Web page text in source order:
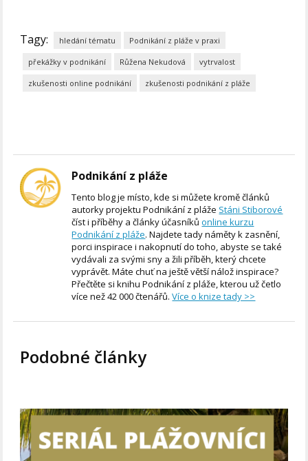
Tagy: hledání tématu Podnikání z pláže v praxi
překážky v podnikání Růžena Nekudová vytrvalost
zkušenosti online podnikání zkušenosti podnikání z pláže
Podnikání z pláže
Tento blog je místo, kde si můžete kromě článků
autorky projektu Podnikání z pláže Stáni Stiborové
číst i příběhy a články účasníkůonline kurzu
Podnikání z pláže. Najdete tady náměty k zasnění,
porci inspirace i nakopnutí do toho, abyste se také
vydávali za svými sny a žili příběh, který chcete
vyprávět. Máte chuť na ještě větší nálož inspirace?
Přečtěte si knihu Podnikání z pláže, kterou už četlo
více než 42 000 čtenářů.Více o knize tady >>
Podobné články